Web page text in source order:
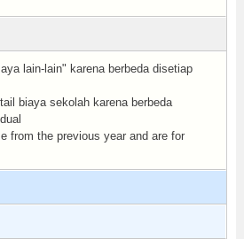
lain-lain" karena berbeda disetiap
biaya sekolah karena berbeda
from the previous year and are for